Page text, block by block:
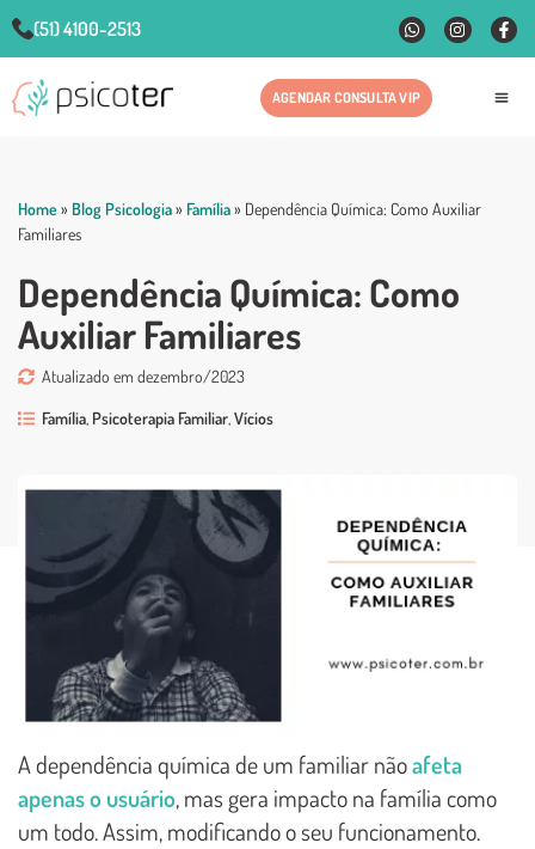
(51) 4100-2513
AGENDAR CONSULTA VIP
Home» Blog Psicologia» Família» Dependência Química: Como Auxiliar
Familiares
Dependência Química: Como
Auxiliar Familiares
Atualizado em dezembro/2023
Família Psicoterapia Familiar Vícios
A dependência química de um familiar nãoafeta
apenas o usuário, mas gera impacto na família como
um todo. Assim, modificando o seu funcionamento.